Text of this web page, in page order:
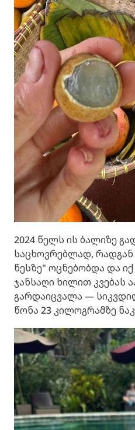
2024 წელს ის ბალიზე
საცხოვრებლად,
წესზე" ოცნებობდა და
ჯანსაღი ხილით კვებას
გარდაიცვალა —
წონა 23 კილოგრამზე